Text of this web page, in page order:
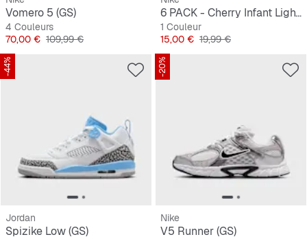
Vomero 5 (GS)
4 Couleurs
Prix
70,00 € Prix original
109,99 €
6 PACK - Cherry Infant Lightweight Ankle Socks
1 Couleur
Prix
15,00 € Prix original
19,99 €
-44%
Jordan
Spizike Low (GS)
-20%
Nike
V5 Runner (GS)